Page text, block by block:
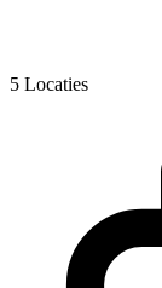
5 Locaties